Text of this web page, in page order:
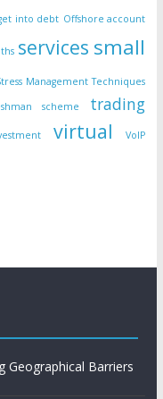
into debt Offshore account
services small
Management Techniques
scheme trading
virtual
VoIP
Geographical Barriers